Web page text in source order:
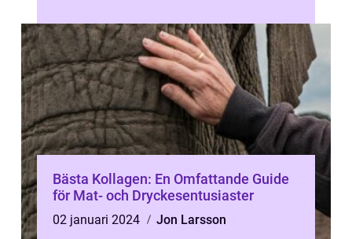
Bästa Kollagen: En Omfattande Guide
för Mat- och Dryckesentusiaster
02 januari 2024
Jon Larsson